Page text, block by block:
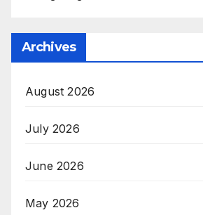
Archives
August 2026
July 2026
June 2026
May 2026